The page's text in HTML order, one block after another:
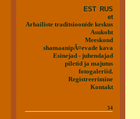
EST RUS
et
Arhailiste traditsioonide keskus
Asukoht
Meeskond
shamaanipÃ¤evade kava
Esinejad - juhendajad
piletid ja majutus
fotogaleriid.
Registreerimine
Kontakt
34